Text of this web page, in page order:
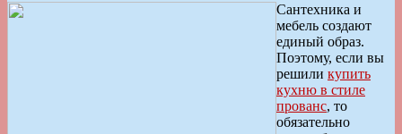
Сантехника и
мебель создают
единый образ.
Поэтому, если вы
решили купить
кухню в стиле
прованс, то
обязательно